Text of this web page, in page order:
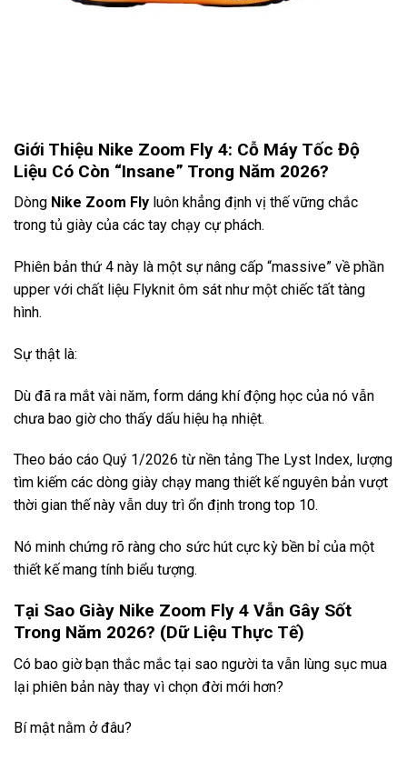
Giới Thiệu Nike Zoom Fly 4: Cỗ Máy Tốc Độ
Liệu Có Còn “Insane” Trong Năm 2026?
Dòng Nike Zoom Fly luôn khẳng định vị thế vững chắc
trong tủ giày của các tay chạy cự phách.
Phiên bản thứ 4 này là một sự nâng cấp “massive” về phần
upper với chất liệu Flyknit ôm sát như một chiếc tất tàng
hình.
Sự thật là:
Dù đã ra mắt vài năm, form dáng khí động học của nó vẫn
chưa bao giờ cho thấy dấu hiệu hạ nhiệt.
Theo báo cáo Quý 1/2026 từ nền tảng The Lyst Index, lượng
tìm kiếm các dòng giày chạy mang thiết kế nguyên bản vượt
thời gian thế này vẫn duy trì ổn định trong top 10.
Nó minh chứng rõ ràng cho sức hút cực kỳ bền bỉ của một
thiết kế mang tính biểu tượng.
Tại Sao Giày Nike Zoom Fly 4 Vẫn Gây Sốt
Trong Năm 2026? (Dữ Liệu Thực Tế)
Có bao giờ bạn thắc mắc tại sao người ta vẫn lùng sục mua
lại phiên bản này thay vì chọn đời mới hơn?
Bí mật nằm ở đâu?